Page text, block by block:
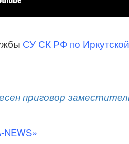
СУ СК РФ по
приговор
NEWS»